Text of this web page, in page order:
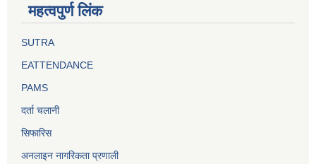
महत्वपुर्ण लिंक
SUTRA
EATTENDANCE
PAMS
दर्ता चलानी
सिफारिस
अनलाइन नागरिकता प्रणाली